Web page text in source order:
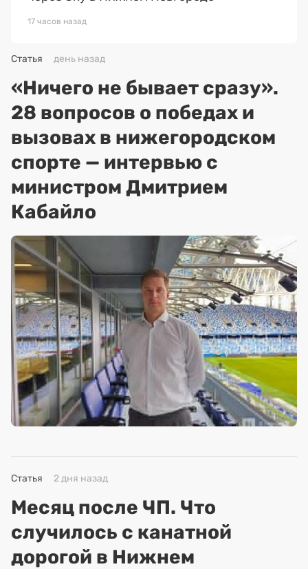
17 часов назад
Статья день назад
«Ничего не бывает сразу».
28 вопросов о победах и
вызовах в нижегородском
спорте — интервью с
министром Дмитрием
Кабайло
Статья 2 дня назад
Месяц после ЧП. Что
случилось с канатной
дорогой в Нижнем